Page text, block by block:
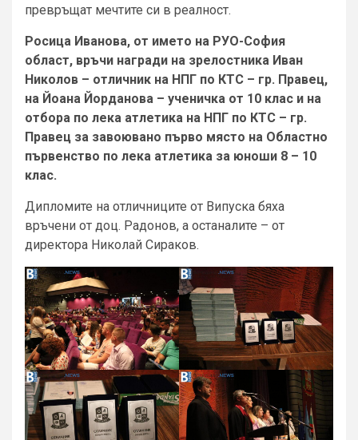
превръщат мечтите си в реалност.
Росица Иванова, от името на РУО-София
област, връчи награди на зрелостника Иван
Николов – отличник на НПГ по КТС – гр. Правец,
на Йоана Йорданова – ученичка от 10 клас и на
отбора по лека атлетика на НПГ по КТС – гр.
Правец за завоювано първо място на Областно
първенство по лека атлетика за юноши 8 – 10
клас.
Дипломите на отличниците от Випуска бяха
връчени от доц. Радонов, а останалите – от
директора Николай Сираков.